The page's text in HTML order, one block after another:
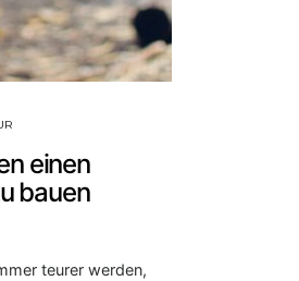
einen
bauen
teurer werden,